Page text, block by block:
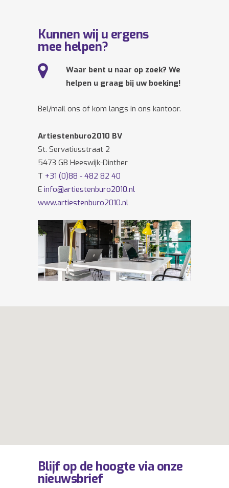
Kunnen wij u ergens
mee helpen?
Waar bent u naar op zoek? We
helpen u graag bij uw boeking!
Bel/mail ons of kom langs in ons kantoor.
Artiestenburo2010 BV
St. Servatiusstraat 2
5473 GB Heeswijk-Dinther
T +31 (0)88 - 482 82 40
E info@artiestenburo2010.nl
www.artiestenburo2010.nl
Volg ons ook opFacebookenTwitter
Blijf op de hoogte via onze
nieuwsbrief